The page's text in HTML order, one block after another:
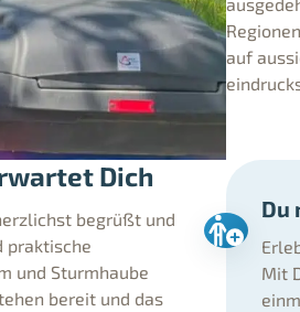
auf
Dich
begrüßt und
praktische
und Sturmhaube
bereit und das
Du
Mit